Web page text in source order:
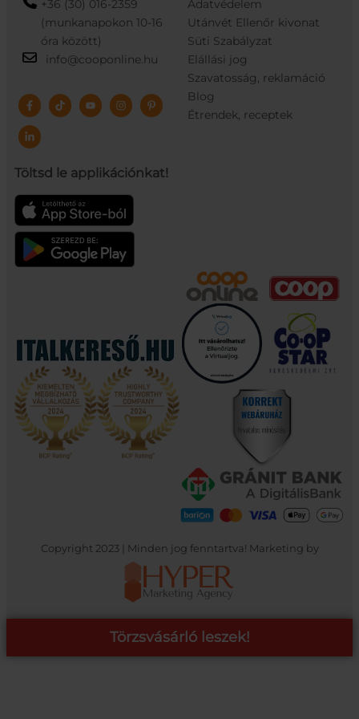
+36 (30) 016-2359
(munkanapokon 10-16
óra között)
info@cooponline.hu
Töltsd le applikációnkat!
Adatvédelem
Utánvét Ellenőr kivonat
Süti Szabályzat
Elállási jog
Szavatosság, reklamáció
Blog
Étrendek, receptek
Copyright 2023 | Minden jog fenntartva! Marketing by
Törzsvásárló leszek!